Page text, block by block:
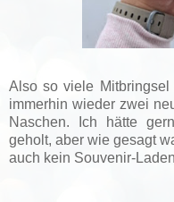
Also so viele
immerhin wieder zwei
Naschen. Ich hätte
geholt, aber wie gesagt
auch kein Souvenir-